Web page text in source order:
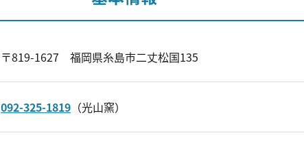
〒819-1627 福岡県糸島市二丈松国135
092-325-1819 （光山窯）